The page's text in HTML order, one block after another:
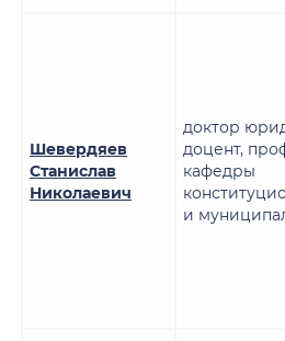
Шевердяев
Станислав
Николаевич
доктор
доцент,
кафедры
и